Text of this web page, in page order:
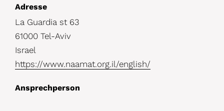
D
e
t
a
l
Adresse
La Guardia st 63
61000 Tel-Aviv
Israel
https://www.naamat.org.il/english/
Ansprechperson